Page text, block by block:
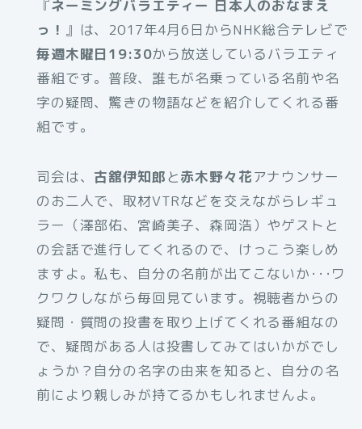
『ネーミングバラエティー 日本人のおなまえ
っ！ 』は、2017年4月6日からNHK総合テレビで
毎週木曜日19:30から放送しているバラエティ
番組です。普段、誰もが名乗っている名前や名
字の疑問、驚きの物語などを紹介してくれる番
組です。
司会は、 古舘伊知郎と赤木野々花アナウンサー
のお二人で、取材VTRなどを交えながらレギュ
ラー（澤部佑、宮崎美子、森岡浩）やゲストと
の会話で進行してくれるので、けっこう楽しめ
ますよ。私も、自分の名前が出てこないか･･･ワ
クワクしながら毎回見ています。視聴者からの
疑問・質問の投書を取り上げてくれる番組なの
で、疑問がある人は投書してみてはいかがでし
ょうか？自分の名字の由来を知ると、自分の名
前により親しみが持てるかもしれませんよ。